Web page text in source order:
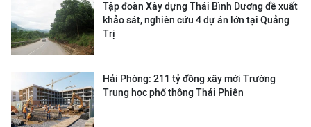
Tập đoàn Xây dựng Thái Bình Dương đề xuất
khảo sát, nghiên cứu 4 dự án lớn tại Quảng
Trị
Hải Phòng: 211 tỷ đồng xây mới Trường
Trung học phổ thông Thái Phiên